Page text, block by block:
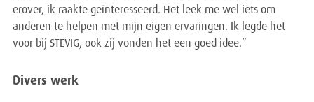
erover, ik raakte geïnteresseerd. Het leek me wel iets om
anderen te helpen met mijn eigen ervaringen. Ik legde het
voor bij STEVIG, ook zij vonden het een goed idee.”
Divers werk